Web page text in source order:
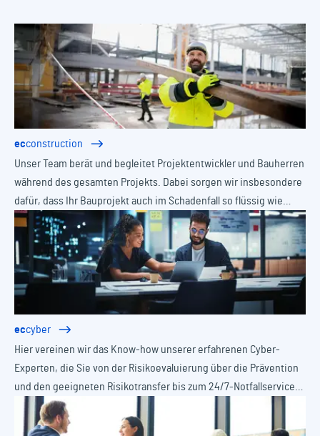
ecconstruction
Unser Team berät und begleitet Projektentwickler und Bauherren
während des gesamten Projekts. Dabei sorgen wir insbesondere
dafür, dass Ihr Bauprojekt auch im Schadenfall so flüssig wie
möglich weiterläuft.
eccyber
Hier vereinen wir das Know-how unserer erfahrenen Cyber-
Experten, die Sie von der Risikoevaluierung über die Prävention
und den geeigneten Risikotransfer bis zum 24/7-Notfallservice
im Schadenfall ganzheitlich unterstützen.